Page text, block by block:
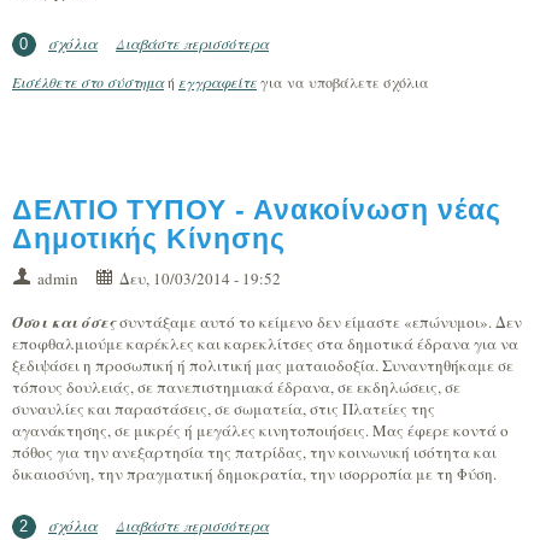
0 σχόλια Διαβάστε περισσότεραγια ΔΕΛΤΙΟ ΤΥΠΟΥ - Δημοτική Κίνηση
Εισέλθετε στο σύστημαή εγγραφείτεγια να υποβάλετε σχόλια
ΔΕΛΤΙΟ ΤΥΠΟΥ - Ανακοίνωση νέας
Δημοτικής Κίνησης
admin
Δευ, 10/03/2014 - 19:52
Όσοι και όσεςσυντάξαμε αυτό το κείμενο δεν είμαστε «επώνυμοι». Δεν
εποφθαλμιούμε καρέκλες και καρεκλίτσες στα δημοτικά έδρανα για να
ξεδιψάσει η προσωπική ή πολιτική μας ματαιοδοξία. Συναντηθήκαμε σε
τόπους δουλειάς, σε πανεπιστημιακά έδρανα, σε εκδηλώσεις, σε
συναυλίες και παραστάσεις, σε σωματεία, στις Πλατείες της
αγανάκτησης, σε μικρές ή μεγάλες κινητοποιήσεις. Μας έφερε κοντά ο
πόθος για την ανεξαρτησία της πατρίδας, την κοινωνική ισότητα και
δικαιοσύνη, την πραγματική δημοκρατία, την ισορροπία με τη Φύση.
2 σχόλια Διαβάστε περισσότεραγια ΔΕΛΤΙΟ ΤΥΠΟΥ - Ανακοίνωση νέας